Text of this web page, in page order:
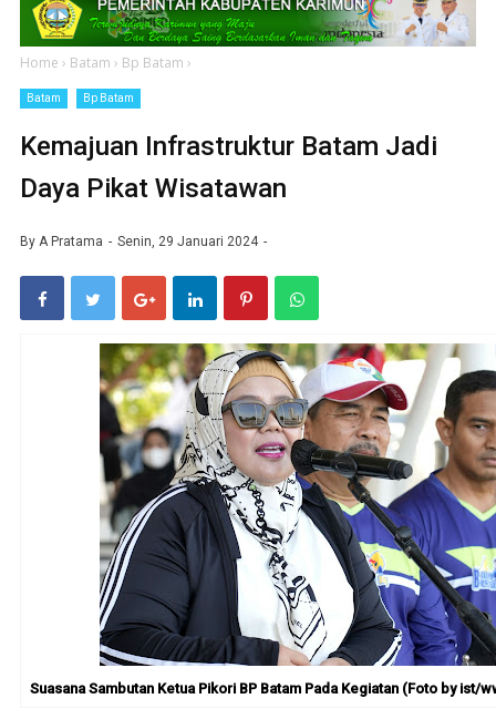
Home › Batam › Bp Batam ›
Batam Bp Batam
Kemajuan Infrastruktur Batam Jadi
Daya Pikat Wisatawan
By A Pratama Senin, 29 Januari 2024
Suasana Sambutan Ketua Pikori BP Batam Pada Kegiatan (Foto by ist/